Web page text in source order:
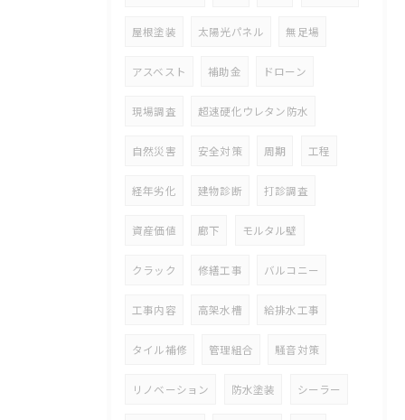
屋根塗装 太陽光パネル 無足場
アスベスト 補助金 ドローン
現場調査 超速硬化ウレタン防水
自然災害 安全対策 周期 工程
経年劣化 建物診断 打診調査
資産価値 廊下 モルタル壁
クラック 修繕工事 バルコニー
工事内容 高架水槽 給排水工事
タイル補修 管理組合 騒音対策
リノベーション 防水塗装 シーラー